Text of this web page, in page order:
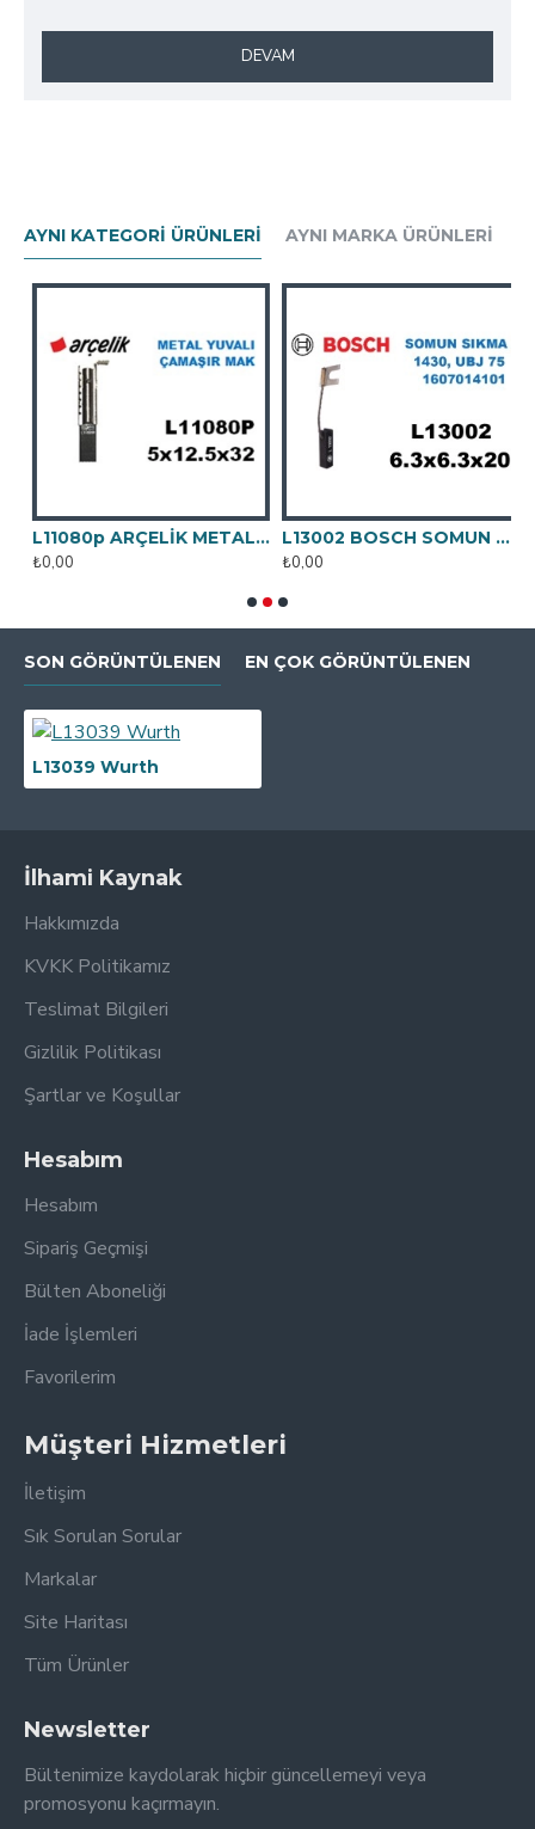
DEVAM
AYNI KATEGORI ÜRÜNLERI AYNI MARKA ÜRÜNLERI
L11080p ARÇELİK METAL YUVALI
₺0,00
L13002 BOSCH SOMUN SIKMA 1430, UBJ 75, 1174, 1102
₺0,00
SON GÖRÜNTÜLENEN EN ÇOK GÖRÜNTÜLENEN
L13039 Wurth
İlhami Kaynak
Hakkımızda
KVKK Politikamız
Teslimat Bilgileri
Gizlilik Politikası
Şartlar ve Koşullar
Hesabım
Hesabım
Sipariş Geçmişi
Bülten Aboneliği
İade İşlemleri
Favorilerim
Müşteri Hizmetleri
İletişim
Sık Sorulan Sorular
Markalar
Site Haritası
Tüm Ürünler
Newsletter
Bültenimize kaydolarak hiçbir güncellemeyi veya
promosyonu kaçırmayın.